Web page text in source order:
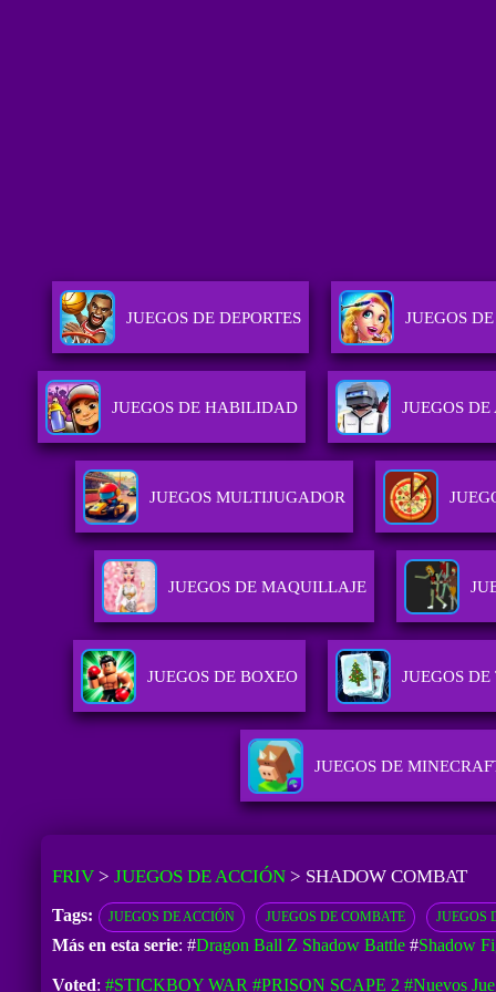
JUEGOS DE DEPORTES JUEGOS
JUEGOS DE HABILIDAD JUEGOS
JUEGOS MULTIJUGADOR
JUEGOS DE MAQUILLAJE
JUEGOS DE BOXEO JUEGOS DE
JUEGOS DE
FRIV> JUEGOS DE ACCIÓN> SHADOW COMBAT
Tags: JUEGOS DE ACCIÓN JUEGOS DE COMBATE JUEGOS
Más en esta serie: #Dragon Ball Z Shadow Battle#Shadow
Voted: #STICKBOY WAR #PRISON SCAPE 2 #Nuevos